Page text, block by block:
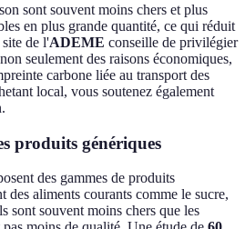
sont souvent moins chers et plus
en plus grande quantité, ce qui réduit
de l'ADEME conseille de privilégier
seulement des raisons économiques,
carbone liée au transport des
local, vous soutenez également
produits génériques
des gammes de produits
des aliments courants comme le sucre,
sont souvent moins chers que les